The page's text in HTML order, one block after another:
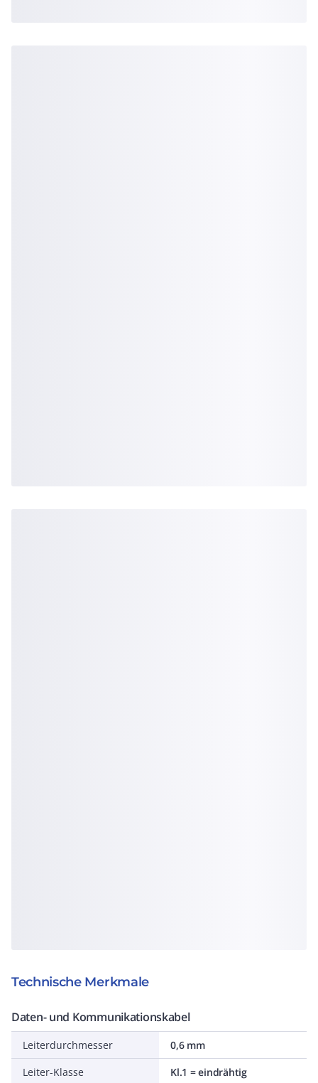
Technische Merkmale
Daten- und Kommunikationskabel
Leiterdurchmesser
0,6 mm
Leiter-Klasse
Kl.1 = eindrähtig